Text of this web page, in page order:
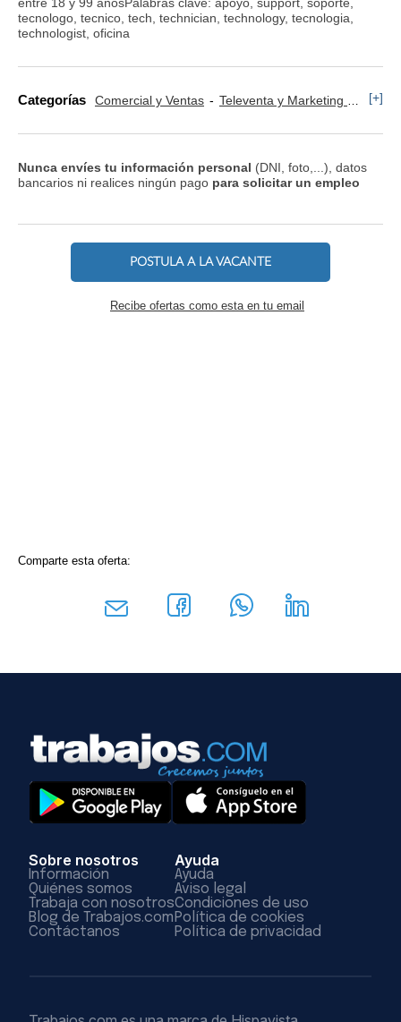
tecnologo, tecnico, tech, technician, technology, tecnologia,
technologist, oficina
Categorías Comercial y Ventas Televenta y Marketing Telefónico [+]
Nunca envíes tu información personal (DNI, foto,...), datos
bancarios ni realices ningún pago para solicitar un empleo
POSTULA A LA VACANTE
Recibe ofertas como esta en tu email
Comparte esta oferta:
Sobre nosotros
Información
Quiénes somos
Trabaja con nosotros
Blog de Trabajos.com
Contáctanos
Ayuda
Ayuda
Aviso legal
Condiciones de uso
Política de cookies
Política de privacidad